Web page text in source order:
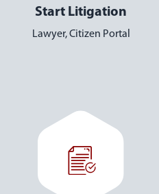
Start Enforcement
Proceedings